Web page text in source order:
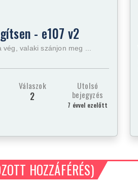
- e107 v2
valaki szánjon meg ...
Válaszok
2
Utolsó
bejegyzés
7 évvel ezelőtt
HOZZÁFÉRÉS)